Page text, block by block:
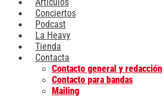
Conciertos
Podcast
La Heavy
Tienda
Contacta
Contacto general y redacción
Contacto para bandas
Mailing